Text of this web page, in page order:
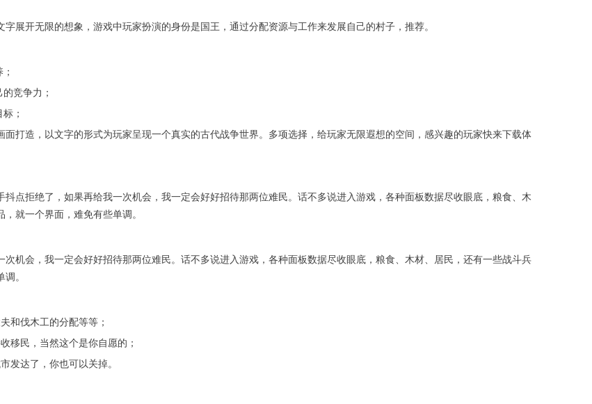
展开无限的想象，游戏中玩家扮演的身份是国王，通过分配资源与工作来发展自己的村子，推荐。
竞争力；
；
打造，以文字的形式为玩家呈现一个真实的古代战争世界。多项选择，给玩家无限遐想的空间，感兴趣的玩家快来下载体
点拒绝了，如果再给我一次机会，我一定会好好招待那两位难民。话不多说进入游戏，各种面板数据尽收眼底，粮食、木
就一个界面，难免有些单调。
机会，我一定会好好招待那两位难民。话不多说进入游戏，各种面板数据尽收眼底，粮食、木材、居民，还有一些战斗兵
。
和伐木工的分配等等；
移民，当然这个是你自愿的；
发达了，你也可以关掉。